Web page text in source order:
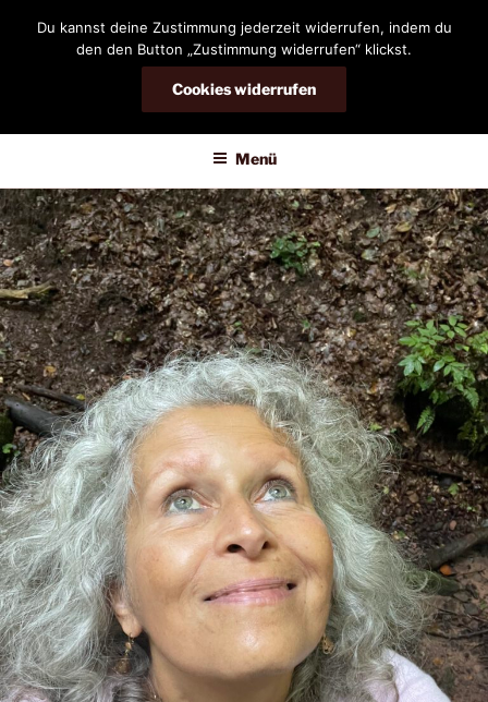
DIANDRA-CIRCLE
Menü
Du kannst deine Zustimmung jederzeit widerrufen, indem du
den den Button „Zustimmung widerrufen“ klickst.
Cookies widerrufen